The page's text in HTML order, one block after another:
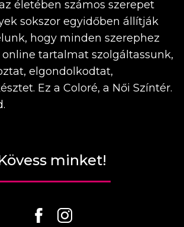
életében számos szerepet
sokszor egyidőben állítják
hogy minden szerephez
tartalmat szolgáltassunk,
elgondolkodtat,
Ez a Coloré, a Női Színtér.
minket!